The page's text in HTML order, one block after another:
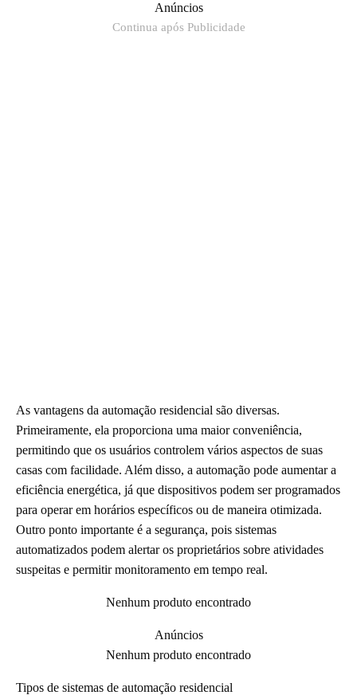
Anúncios
Continua após Publicidade
As vantagens da automação residencial são diversas.
Primeiramente, ela proporciona uma maior conveniência,
permitindo que os usuários controlem vários aspectos de suas
casas com facilidade. Além disso, a automação pode aumentar a
eficiência energética, já que dispositivos podem ser programados
para operar em horários específicos ou de maneira otimizada.
Outro ponto importante é a segurança, pois sistemas
automatizados podem alertar os proprietários sobre atividades
suspeitas e permitir monitoramento em tempo real.
Nenhum produto encontrado
Anúncios
Nenhum produto encontrado
Tipos de sistemas de automação residencial